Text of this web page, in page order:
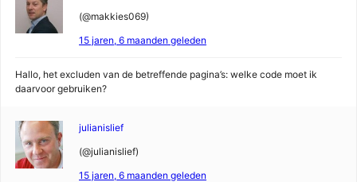
(@makkies069)
15 jaren, 6 maanden geleden
Hallo, het excluden van de betreffende pagina’s: welke code moet ik
daarvoor gebruiken?
julianislief
(@julianislief)
15 jaren, 6 maanden geleden